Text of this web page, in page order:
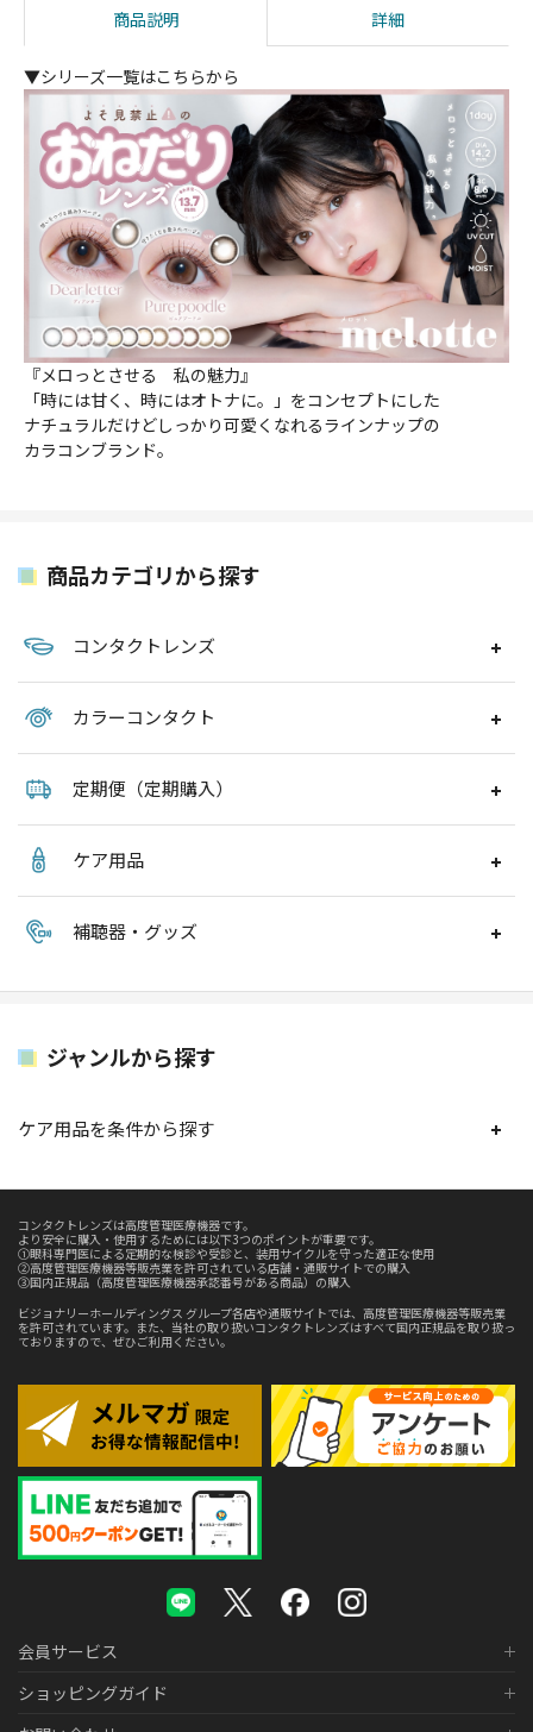
商品説明 詳細
▼シリーズ一覧はこちらから
『メロっとさせる 私の魅力』
「時には甘く、時にはオトナに。」をコンセプトにした
ナチュラルだけどしっかり可愛くなれるラインナップの
カラコンブランド。
商品カテゴリから探す
コンタクトレンズ
カラーコンタクト
定期便（定期購入）
ケア用品
補聴器・グッズ
ジャンルから探す
ケア用品を条件から探す
コンタクトレンズは高度管理医療機器です。
より安全に購入・使用するためには以下3つのポイントが重要です。
①眼科専門医による定期的な検診や受診と、装用サイクルを守った適正な使用
②高度管理医療機器等販売業を許可されている店舗・通販サイトでの購入
③国内正規品（高度管理医療機器承認番号がある商品）の購入
ビジョナリーホールディングス グループ各店や通販サイトでは、高度管理医療機器等販売業
を許可されています。また、当社の取り扱いコンタクトレンズはすべて国内正規品を取り扱っ
ておりますので、ぜひご利用ください。
会員サービス
ショッピングガイド